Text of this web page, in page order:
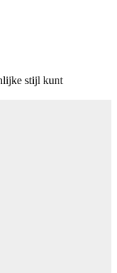
stijl kunt